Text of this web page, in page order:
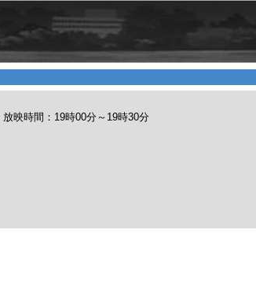
映時間：19時00分～19時30分